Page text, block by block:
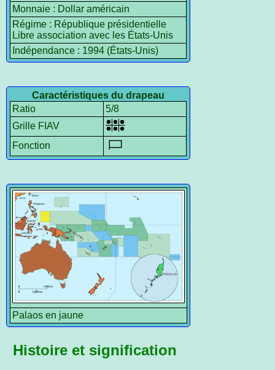
Monnaie : Dollar américain
Régime : République présidentielle
Libre association avec les États-Unis
Indépendance : 1994 (États-Unis)
Caractéristiques du drapeau
Ratio
5/8
Grille FIAV
Fonction
Palaos en jaune
Histoire et signification